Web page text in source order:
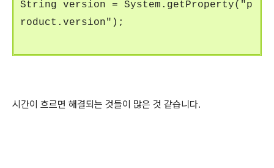
String version = System.getProperty("p
roduct.version");
시간이 흐르면 해결되는 것들이 많은 것 같습니다.